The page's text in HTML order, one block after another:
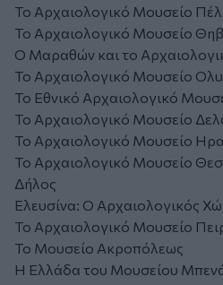
Το Αρχαιολογικό Μουσείο
Το Αρχαιολογικό Μουσείο
Ο Μαραθών και το
Το Αρχαιολογικό Μουσείο
Το Εθνικό Αρχαιολογικό
Το Αρχαιολογικό Μουσείο
Το Αρχαιολογικό Μουσείο
Το Αρχαιολογικό Μουσείο
Δήλος
Ελευσίνα: Ο Αρχαιολογικός
Το Αρχαιολογικό Μουσείο
Το Μουσείο Ακροπόλεως
Η Ελλάδα του Μουσείου